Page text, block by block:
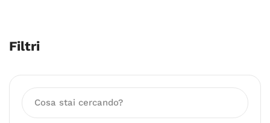
Filtri